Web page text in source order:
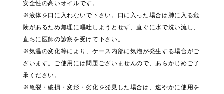
安全性の高いオイルです。
※液体を口に入れないで下さい。口に入った場合は肺に入る危
険があるため無理に嘔吐しようとせず、直ぐに水で洗い流し、
直ちに医師の診察を受けて下さい。
※気温の変化等により、ケース内部に気泡が発生する場合がご
ざいます。ご使用には問題ございませんので、あらかじめご了
承ください。
※亀裂・破損・変形・劣化を発見した場合は、速やかに使用を